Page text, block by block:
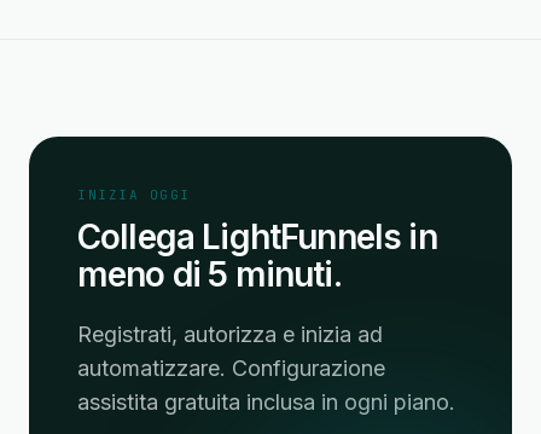
INIZIA OGGI
Collega LightFunnels in
meno di 5 minuti.
Registrati, autorizza e inizia ad
automatizzare. Configurazione
assistita gratuita inclusa in ogni piano.